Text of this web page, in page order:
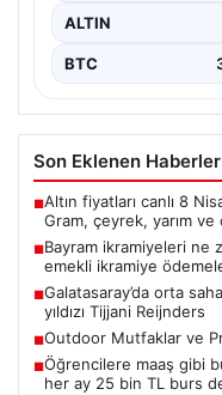
ALTIN
BTC
Son Eklenen Haberler
■Altın fiyatları canlı 8
Gram, çeyrek, yarım ve
■Bayram ikramiyeleri ne
emekli ikramiye
■Galatasaray’da orta
yıldızı Tijjani Reijnders
■Outdoor Mutfaklar ve
■Öğrencilere maaş gibi
her ay 25 bin TL burs